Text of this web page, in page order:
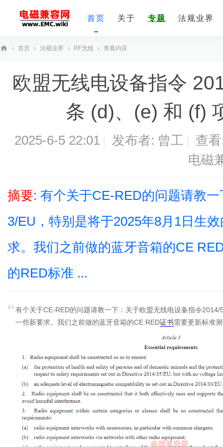
首页 关于 专题 法规业界
› 首页 › 法规业界 › RF无线 › 查看内容
欧盟无线电设备指令
条 (d)、(e) 和 (f)
2025-6-5 22:01 发布者: 曾工
查
电磁
摘要: 有个关于CE-RED的问题请教
3/EU，特别是将于2025年8月1日生
求。我们之前做的蓝牙音箱的CE
的RED标准 ...
有个关于CE-RED的问题请教一下：关于欧盟无线电设备指令
一些新要求。我们之前做的蓝牙音箱的CE RED证书需要更新标准